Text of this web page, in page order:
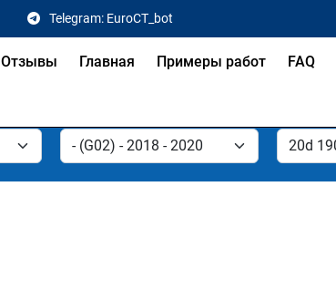
Telegram: EuroCT_bot
Отзывы Главная Примеры работ FAQ